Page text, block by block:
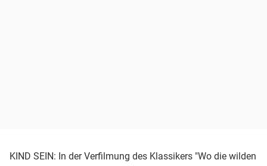
KIND SEIN: In der Verfilmung des Klassikers "Wo die wilden